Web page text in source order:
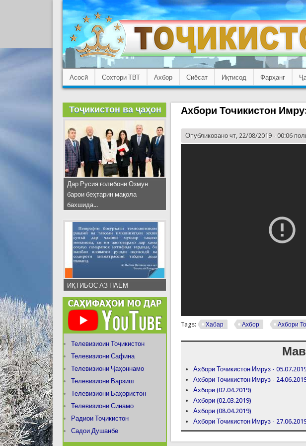
Асосӣ Сохтори ТВТ Ахбор Сиёсат Иқтисод Фарҳанг
Ахбори Точикистон
Опубликовано чт, 22/08/2019 - 00:06
Tags: Хабар Ахбор Ахбори
Ахбори Точикистон Имруз -
Ахбори Точикистон Имруз -
Ахбори (02.04.2019)
Ахбори (02.03.2019)
Ахбори (08.04.2019)
Ахбори Точикистон Имруз -
Тоҷикистон ва ҷаҳон
Дар Русия ғолибони Озмун
барои беҳтарин мақола
бахшида...
ИҚТИБОС АЗ ПАЁМ
Телевизиоин Тоҷикистон
Телевизиони Сафина
Телевизиони Ҷаҳоннамо
Телевизиони Варзиш
Телевизиони Баҳористон
Телевизиони Синамо
Радиои Тоҷикистон
Садои Душанбе